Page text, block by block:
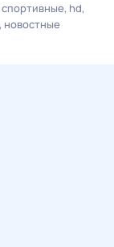
спортивные hd
новостные